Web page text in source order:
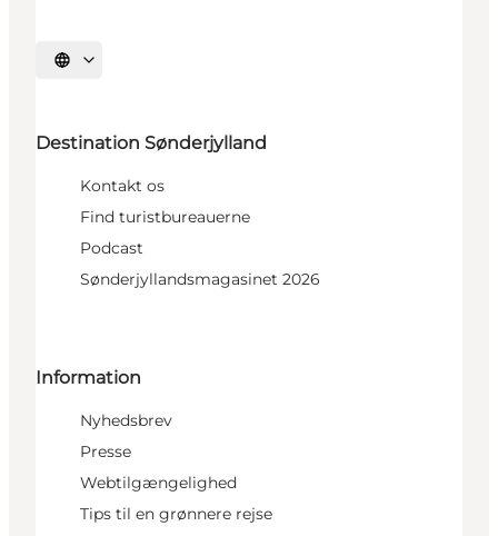
Vælg sprog
Destination Sønderjylland
Kontakt os
Find turistbureauerne
Podcast
Sønderjyllandsmagasinet 2026
Information
Nyhedsbrev
Presse
Webtilgængelighed
Tips til en grønnere rejse